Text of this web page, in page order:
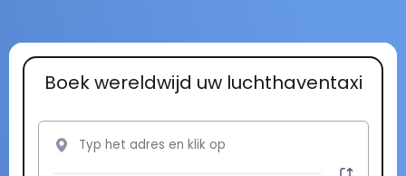
Boek wereldwijd uw luchthaventaxi